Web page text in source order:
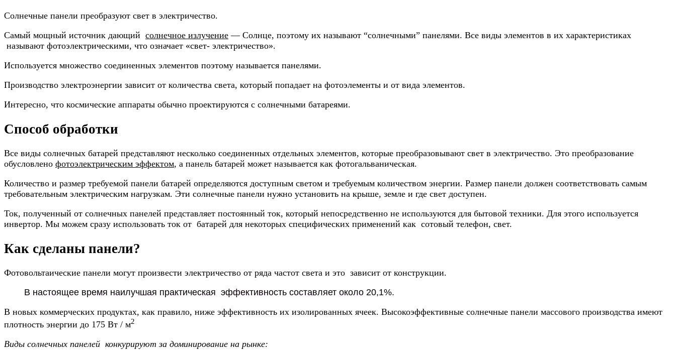
Солнечные панели преобразуют свет в электричество.
Самый мощный источник дающий солнечное излучение — Солнце, поэтому их называют “солнечными” панелями. Все виды элементов в их характеристиках
называют фотоэлектрическими, что означает «свет- электричество».
Используется множество соединенных элементов поэтому называется панелями.
Производство электроэнергии зависит от количества света, который попадает на фотоэлементы и от вида элементов.
Интересно, что космические аппараты обычно проектируются с солнечными батареями.
Способ обработки
Все виды солнечных батарей представляют несколько соединенных отдельных элементов, которые преобразовывают свет в электричество. Это преобразование
обусловлено фотоэлектрическим эффектом, а панель батарей может называется как фотогальваническая.
Количество и размер требуемой панели батарей определяются доступным светом и требуемым количеством энергии. Размер панели должен соответствовать самым
требовательным электрическим нагрузкам. Эти солнечные панели нужно установить на крыше, земле и где свет доступен.
Ток, полученный от солнечных панелей представляет постоянный ток, который непосредственно не используются для бытовой техники. Для этого используется
инвертор. Мы можем сразу использовать ток от батарей для некоторых специфических применений как сотовый телефон, свет.
Как сделаны панели?
Фотовольтаические панели могут произвести электричество от ряда частот света и это зависит от конструкции.
В настоящее время наилучшая практическая эффективность составляет около 20,1%.
В новых коммерческих продуктах, как правило, ниже эффективность их изолированных ячеек. Высокоэффективные солнечные панели массового производства имеют
плотность энергии до 175 Вт / м2
Виды солнечных панелей конкурируют за доминирование на рынке: